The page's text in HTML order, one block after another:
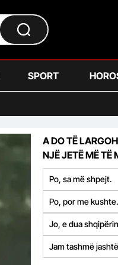
SPORT
A DO TË
NJË JETË MË TË
Po, sa më shpejt.
Po, por me kushte.
Jo, e dua
Jam tashmë